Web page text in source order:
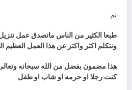
ثم
طبعا الكثير من الناس ماتصدق عمل
ونتكلم اكثر واكثر عن هذا العمل العظيم
هذا مضمون بفضل من الله سبحانه
كنت رجلا او حرمه او شاب او طفل